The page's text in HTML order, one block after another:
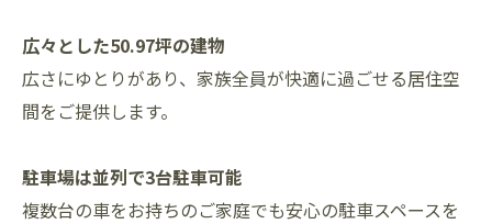
広々とした50.97坪の建物
広さにゆとりがあり、家族全員が快適に過ごせる居住空
間をご提供します。
駐車場は並列で3台駐車可能
複数台の車をお持ちのご家庭でも安心の駐車スペースを